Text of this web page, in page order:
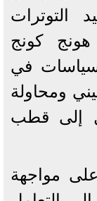
التوترات
كونج
في
ومحاولة
إلى قطب
مواجهة